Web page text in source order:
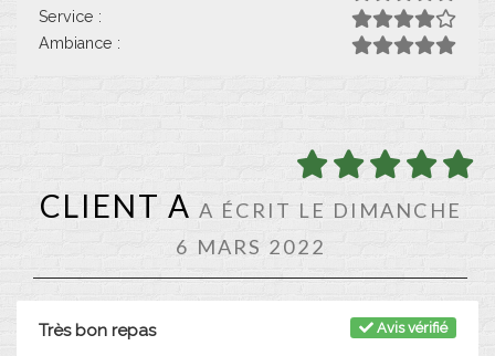
Service :
Ambiance :
CLIENT A A ÉCRIT LE DIMANCHE
6 MARS 2022
Avis vérifié
Très bon repas